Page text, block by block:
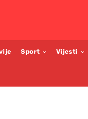
Sport Vijesti